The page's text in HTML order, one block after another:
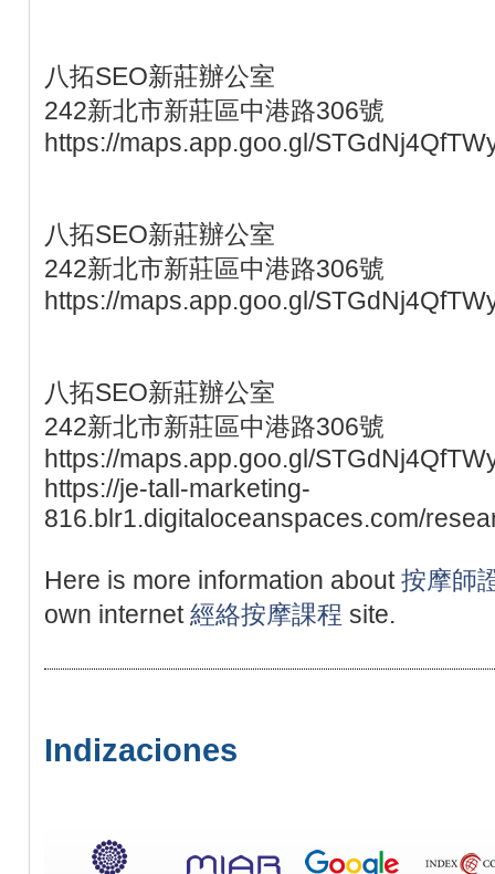
八拓SEO新莊辦公室
242新北市新莊區中港路306號
https://maps.app.goo.gl/
八拓SEO新莊辦公室
242新北市新莊區中港路306號
https://maps.app.goo.gl/
八拓SEO新莊辦公室
242新北市新莊區中港路306號
https://maps.app.goo.gl/
https://je-tall-marketing-
816.blr1.digitaloceanspaces.com/
Here is more information about按摩師
own internet經絡按摩課程 site.
Indizaciones